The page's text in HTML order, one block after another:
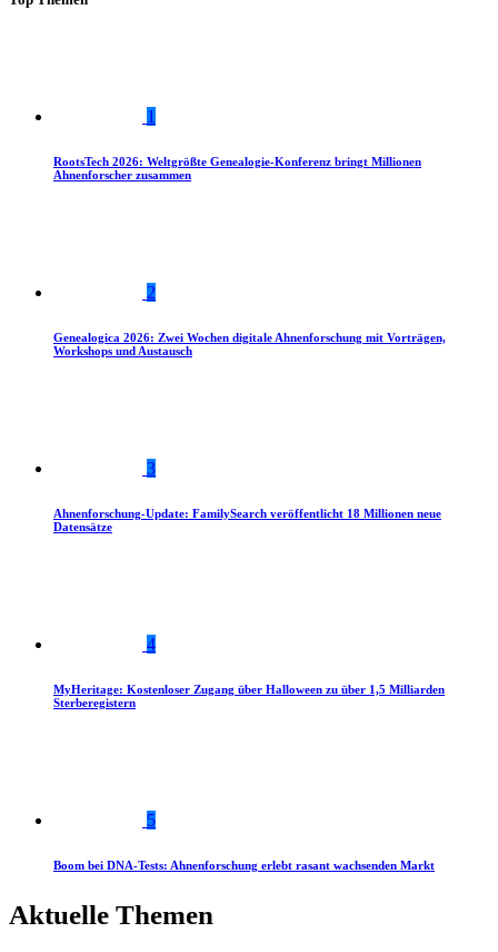
1
RootsTech 2026: Weltgrößte Genealogie-Konferenz bringt Millionen
Ahnenforscher zusammen
2
Genealogica 2026: Zwei Wochen digitale Ahnenforschung mit Vorträgen,
Workshops und Austausch
3
Ahnenforschung-Update: FamilySearch veröffentlicht 18 Millionen neue
Datensätze
4
MyHeritage: Kostenloser Zugang über Halloween zu über 1,5 Milliarden
Sterberegistern
5
Boom bei DNA-Tests: Ahnenforschung erlebt rasant wachsenden Markt
Aktuelle Themen